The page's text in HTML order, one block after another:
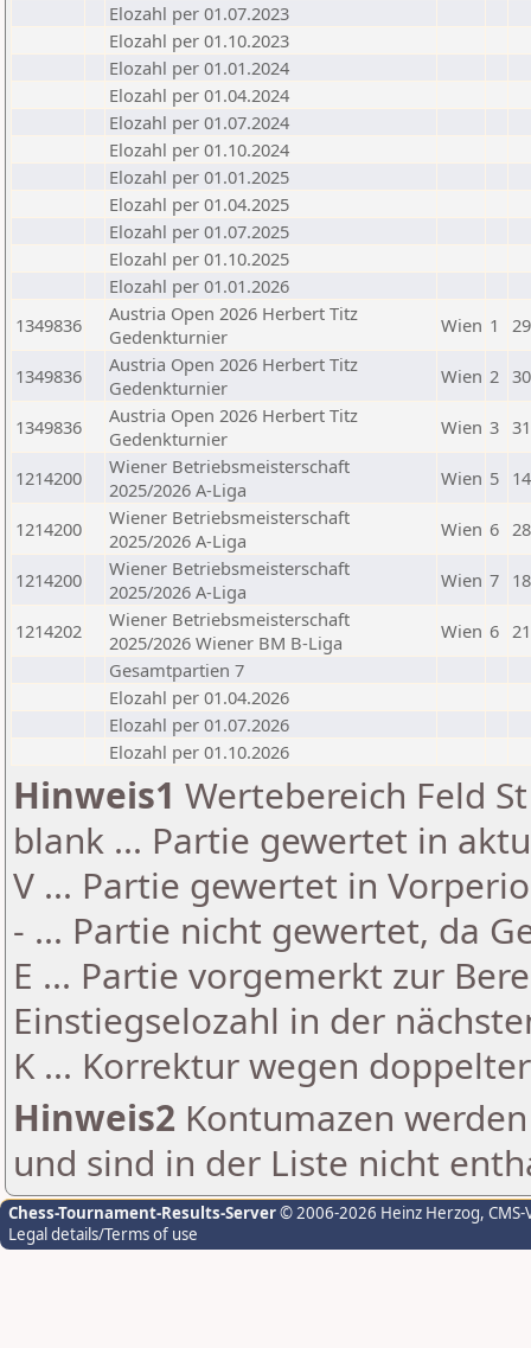
Elozahl per 01.07.2023
Elozahl per 01.10.2023
Elozahl per 01.01.2024
Elozahl per 01.04.2024
Elozahl per 01.07.2024
Elozahl per 01.10.2024
Elozahl per 01.01.2025
Elozahl per 01.04.2025
Elozahl per 01.07.2025
Elozahl per 01.10.2025
Elozahl per 01.01.2026
1349836
Austria Open 2026 Herbert Titz
Gedenkturnier
Wien 1
1349836
Austria Open 2026 Herbert Titz
Gedenkturnier
Wien 2
1349836
Austria Open 2026 Herbert Titz
Gedenkturnier
Wien 3
1214200
Wiener Betriebsmeisterschaft
2025/2026 A-Liga
Wien 5
1214200
Wiener Betriebsmeisterschaft
2025/2026 A-Liga
Wien 6
1214200
Wiener Betriebsmeisterschaft
2025/2026 A-Liga
Wien 7
1214202
Wiener Betriebsmeisterschaft
2025/2026 Wiener BM B-Liga
Wien 6
Gesamtpartien 7
Elozahl per 01.04.2026
Elozahl per 01.07.2026
Elozahl per 01.10.2026
Hinweis1 Wertebereich Feld
blank ... Partie gewertet in
V ... Partie gewertet in
- ... Partie nicht gewertet, da
E ... Partie vorgemerkt zur
Einstiegselozahl in der
K ... Korrektur wegen
Hinweis2 Kontumazen
und sind in der Liste nicht
Chess-Tournament-Results-Server© 2006-2026 Heinz Herzog,
Legal details/Terms of use